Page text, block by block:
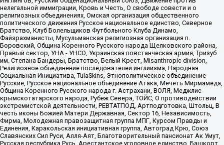
нелегальной иммиграции, Кровь и Честь, О свободе совести и о
религиозных объединениях, Омская организация общественного
политического движения Русское национальное единство, Северное
Братство, Клуб Болельщиков Футбольного Клуба Динамо,
Файзрахманисты, Мусульманская религиозная организация п.
Боровский, Община Коренного Русского народа Щелковского района,
Правый сектор, УНА - УНСО, Украинская повстанческая армия, Тризуб
им. Степана Бандеры, Братство, Белый Крест, Misanthropic division,
Религиозное объединение последователей инглиизма, Народная
Социальная Инициатива, TulaSkins, Этнополитическое объединение
Русские, Русское национальное объединение Атака, Мечеть Мирмамеда,
Община Коренного Русского народа г. Астрахани, ВОЛЯ, Меджлис
крымскотатарского народа, Рубеж Севера, ТОЙС, О противодействии
экстремистской деятельности, РЕВТАТПОД, Артподготовка, Штольц, В
честь иконы Божией Матери Державная, Сектор 16, Независимость,
Фирма, Молодежная правозащитная группа МПГ, Курсом Правды и
Единения, Каракольская инициативная группа, Автоград Крю, Союз
Славянских Сил Руси, Алля-Аят, Благотворительный пансионат Ак Умут,
Русская республика Русь, Арестантское уголовное единство, Башкорт,